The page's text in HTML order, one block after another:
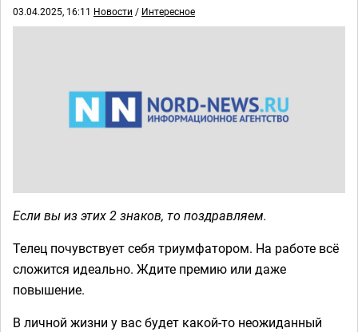
03.04.2025, 16:11 Новости / Интересное
Если вы из этих 2 знаков, то поздравляем.
Телец почувствует себя триумфатором. На работе всё
сложится идеально. Ждите премию или даже
повышение.
В личной жизни у вас будет какой-то неожиданный